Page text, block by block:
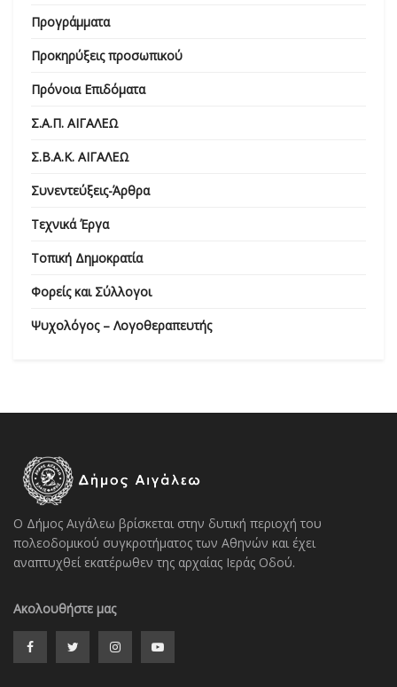
Προγράμματα
Προκηρύξεις προσωπικού
Πρόνοια Επιδόματα
Σ.Α.Π. ΑΙΓΑΛΕΩ
Σ.Β.Α.Κ. ΑΙΓΑΛΕΩ
Συνεντεύξεις-Άρθρα
Τεχνικά Έργα
Τοπική Δημοκρατία
Φορείς και Σύλλογοι
Ψυχολόγος – Λογοθεραπευτής
Ο Δήμος Αιγάλεω βρίσκεται στην δυτική περιοχή του
πολεοδομικού συγκροτήματος των Αθηνών και έχει
αναπτυχθεί εκατέρωθεν της αρχαίας Ιεράς Οδού.
Ακολουθήστε μας